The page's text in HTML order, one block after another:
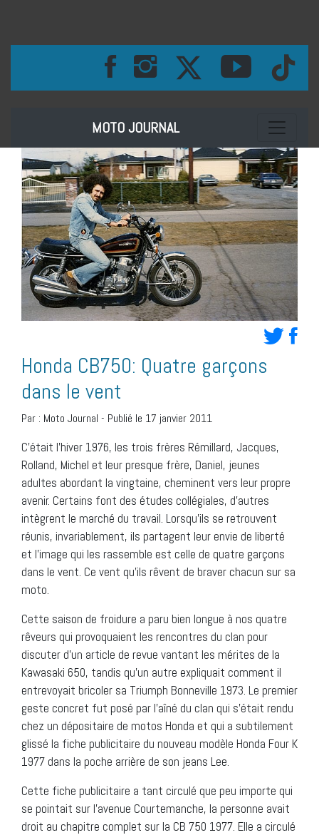
MOTO JOURNAL Toggle
Honda CB750: Quatre garçons
dans le vent
Par : Moto Journal - Publié le 17 janvier 2011
C’était l’hiver 1976, les trois frères Rémillard, Jacques,
Rolland, Michel et leur presque frère, Daniel, jeunes
adultes abordant la vingtaine, cheminent vers leur propre
avenir. Certains font des études collégiales, d’autres
intègrent le marché du travail. Lorsqu’ils se retrouvent
réunis, invariablement, ils partagent leur envie de liberté
et l’image qui les rassemble est celle de quatre garçons
dans le vent. Ce vent qu’ils rêvent de braver chacun sur sa
moto.
Cette saison de froidure a paru bien longue à nos quatre
rêveurs qui provoquaient les rencontres du clan pour
discuter d’un article de revue vantant les mérites de la
Kawasaki 650, tandis qu’un autre expliquait comment il
entrevoyait bricoler sa Triumph Bonneville 1973. Le premier
geste concret fut posé par l’aîné du clan qui s’était rendu
chez un dépositaire de motos Honda et qui a subtilement
glissé la fiche publicitaire du nouveau modèle Honda Four K
1977 dans la poche arrière de son jeans Lee.
Cette fiche publicitaire a tant circulé que peu importe qui
se pointait sur l’avenue Courtemanche, la personne avait
droit au chapitre complet sur la CB 750 1977. Elle a circulé